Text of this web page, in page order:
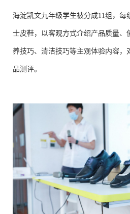
海淀凯文九年级学生被分成11组，每
士皮鞋，以客观方式介绍产品质量、
养技巧、清洁技巧等主观体验内容，
品测评。